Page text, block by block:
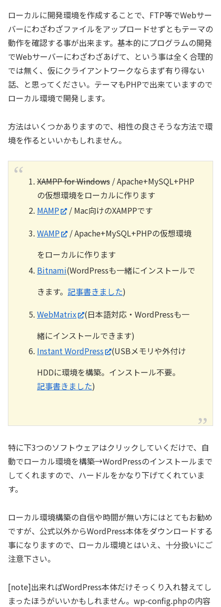
ローカルに開発環境を作成することで、FTP等でWebサー
バーにわざわざファイルをアップロードせずともテーマの
動作を確認する事が出来ます。基本的にプログラムの開発
でWebサーバーにわざわざあげて、という事は全く合理的
では無く、仮にクライアントワークならまず有り得ない
話、と思ってください。テーマもPHPで出来ていますので
ローカル環境で開発します。
方法はいくつかありますので、相性の良さそうな方法で環
境を作るといいかもしれません。
XAMPP for Windows/ Apache+MySQL+PHP
の仮想環境をローカルに作ります
MAMP
/ Mac向けのXAMPPです
WAMP
/ Apache+MySQL+PHPの仮想環境
をローカルに作ります
Bitnami(WordPressも一緒にインストールで
きます。 記事書きました)
WebMatrix
(日本語対応・WordPressも一
緒にインストールできます)
Instant WordPress
(USBメモリや外付け
HDDに環境を構築。インストール不要。
記事書きました)
特に下3つのソフトウェアはクリックしていくだけで、自
動でローカル環境を構築→WordPressのインストールまで
してくれますので、ハードルをかなり下げてくれていま
す。
ローカル環境構築の自信や時間が無い方にはとてもお勧め
ですが、公式以外からWordPress本体をダウンロードする
事になりますので、ローカル環境とはいえ、十分扱いにご
注意下さい。
[note]出来ればWordPress本体だけそっくり入れ替えてし
まったほうがいいかもしれません。wp-config.phpの内容